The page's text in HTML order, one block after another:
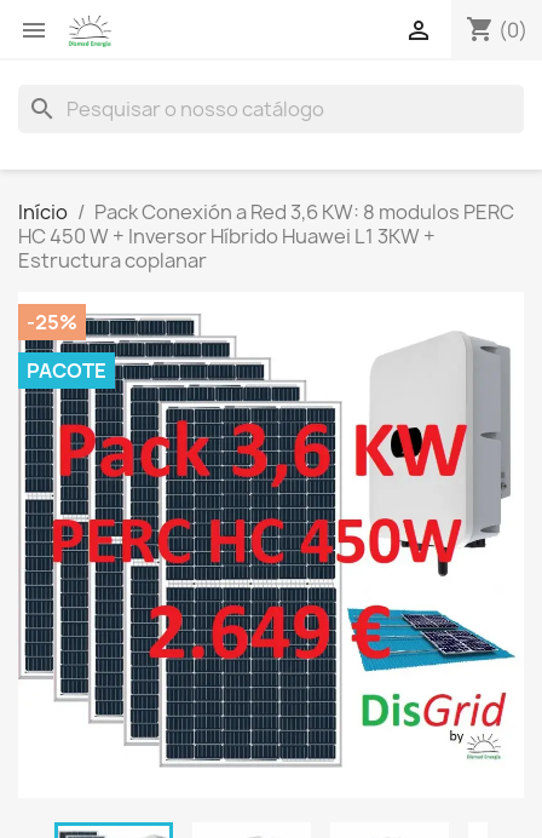
 shopping_cart (0)

search
Início
Pack Conexión a Red 3,6 KW: 8 modulos PERC
HC 450 W + Inversor Híbrido Huawei L1 3KW +
Estructura coplanar
-25%
PACOTE